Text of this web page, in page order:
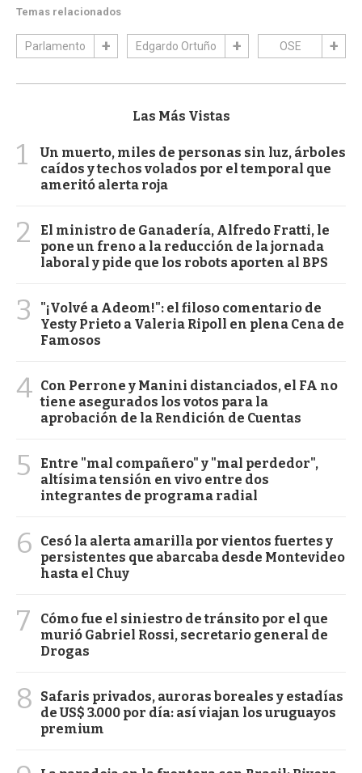
Temas relacionados
Parlamento Edgardo Ortuño OSE
Las Más Vistas
1
Un muerto, miles de personas sin luz, árboles
caídos y techos volados por el temporal que
ameritó alerta roja
2
El ministro de Ganadería, Alfredo Fratti, le
pone un freno a la reducción de la jornada
laboral y pide que los robots aporten al BPS
3
"¡Volvé a Adeom!": el filoso comentario de
Yesty Prieto a Valeria Ripoll en plena Cena de
Famosos
4 Con Perrone y Manini distanciados, el FA no
tiene asegurados los votos para la
aprobación de la Rendición de Cuentas
5
Entre "mal compañero" y "mal perdedor",
altísima tensión en vivo entre dos
integrantes de programa radial
6
Cesó la alerta amarilla por vientos fuertes y
persistentes que abarcaba desde Montevideo
hasta el Chuy
7
Cómo fue el siniestro de tránsito por el que
murió Gabriel Rossi, secretario general de
Drogas
8
Safaris privados, auroras boreales y estadías
de US$ 3.000 por día: así viajan los uruguayos
premium